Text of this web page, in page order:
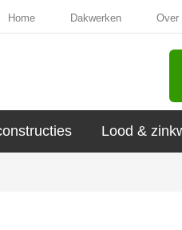
Home Dakwerken Over
Lood &